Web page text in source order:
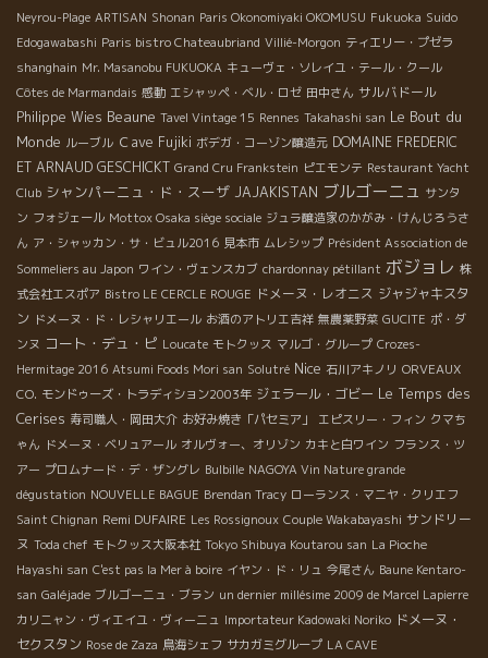
Neyrou-Plage ARTISAN Shonan Paris Okonomiyaki OKOMUSU Fukuoka Suido
Edogawabashi Paris bistro Chateaubriand Villié-Morgon ティエリー・プゼラ
shanghain Mr. Masanobu FUKUOKA キューヴェ・ソレイユ・テール・クール
Côtes de Marmandais 感動 エシャッペ・ベル・ロゼ 田中さん サルバドール
Philippe Wies Beaune Tavel Vintage 15 Rennes Takahashi san Le Bout du
Monde ルーブル Ｃave Fujiki ボデガ・コーゾン醸造元 DOMAINE FREDERIC
ET ARNAUD GESCHICKT Grand Cru Frankstein ピエモンテ Restaurant Yacht
Club シャンパーニュ・ド・スーザ JAJAKISTAN ブルゴーニュ サンタ
ン フォジェール Mottox Osaka siège sociale ジュラ醸造家のかがみ・けんじろうさ
ん ア・シャッカン・サ・ビュル2016 見本市 ムレシップ Président Association de
Sommeliers au Japon ワイン・ヴェンスカブ chardonnay pétillant ボジョレ 株
式会社エスポア Bistro LE CERCLE ROUGE ドメーヌ・レオニス ジャジャキスタ
ン ドメーヌ・ド・レシャリエール お酒のアトリエ吉祥 無農薬野菜 GUCITE ポ・ダ
ンヌ コート・デュ・ピ Loucate モトクッス マルゴ・グループ Crozes-
Hermitage 2016 Atsumi Foods Mori san Solutré Nice 石川アキノリ ORVEAUX
CO. モンドゥーズ・トラディション2003年 ジェラール・ゴビー Le Temps des
Cerises 寿司職人・岡田大介 お好み焼き「パセミア」 エピスリー・フィン クマち
ゃん ドメーヌ・ベリュアール オルヴォー、オリゾン カキと白ワイン フランス・ツ
アー プロムナード・デ・ザングレ Bulbille NAGOYA Vin Nature grande
dégustation NOUVELLE BAGUE Brendan Tracy ローランス・マニヤ・クリエフ
Saint Chignan Remi DUFAIRE Les Rossignoux Couple Wakabayashi サンドリー
ヌ Toda chef モトクッス大阪本社 Tokyo Shibuya Koutarou san La Pioche
Hayashi san C'est pas la Mer à boire イヤン・ド・リュ 今尾さん Baune Kentaro-
san Galéjade ブルゴーニュ・ブラン un dernier millésime 2009 de Marcel Lapierre
カリニャン・ヴィエイユ・ヴィーニュ Importateur Kadowaki Noriko ドメーヌ・
セクスタン Rose de Zaza 鳥海シェフ サカガミグループ LA CAVE